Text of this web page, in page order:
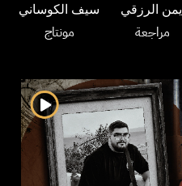
سيف الكوساني
مونتاج
أيمن الرزقي
مراجعة